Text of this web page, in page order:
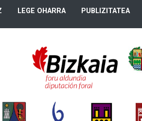
LEGE OHARRA PUBLIZITATEA